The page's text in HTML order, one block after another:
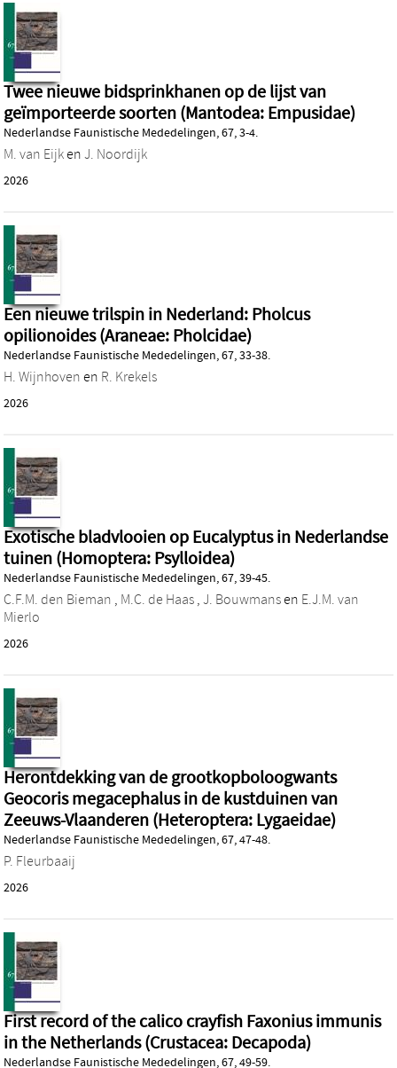
Twee nieuwe bidsprinkhanen op de lijst van
geïmporteerde soorten (Mantodea: Empusidae)
Nederlandse Faunistische Mededelingen, 67, 3-4.
M. van Eijken J. Noordijk
2026
Een nieuwe trilspin in Nederland: Pholcus
opilionoides (Araneae: Pholcidae)
Nederlandse Faunistische Mededelingen, 67, 33-38.
H. Wijnhoven en R. Krekels
2026
Exotische bladvlooien op Eucalyptus in Nederlandse
tuinen (Homoptera: Psylloidea)
Nederlandse Faunistische Mededelingen, 67, 39-45.
C.F.M. den Bieman , M.C. de Haas , J. Bouwmansen E.J.M. van
Mierlo
2026
Herontdekking van de grootkopboloogwants
Geocoris megacephalus in de kustduinen van
Zeeuws-Vlaanderen (Heteroptera: Lygaeidae)
Nederlandse Faunistische Mededelingen, 67, 47-48.
P. Fleurbaaij
2026
First record of the calico crayfish Faxonius immunis
in the Netherlands (Crustacea: Decapoda)
Nederlandse Faunistische Mededelingen, 67, 49-59.